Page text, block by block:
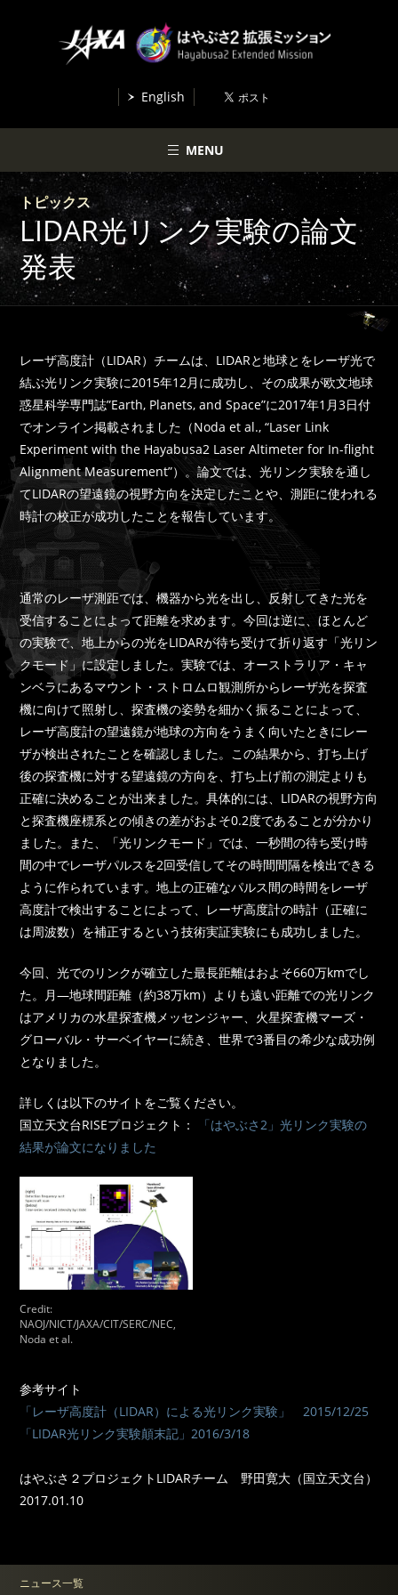
English
MENU
トピックス
LIDAR光リンク実験の論文
発表
レーザ高度計（LIDAR）チームは、LIDARと地球とをレーザ光で
結ぶ光リンク実験に2015年12月に成功し、その成果が欧文地球
惑星科学専門誌”Earth, Planets, and Space”に2017年1月3日付
でオンライン掲載されました（Noda et al., “Laser Link
Experiment with the Hayabusa2 Laser Altimeter for In-flight
Alignment Measurement”）。論文では、光リンク実験を通し
てLIDARの望遠鏡の視野方向を決定したことや、測距に使われる
時計の校正が成功したことを報告しています。
通常のレーザ測距では、機器から光を出し、反射してきた光を
受信することによって距離を求めます。今回は逆に、ほとんど
の実験で、地上からの光をLIDARが待ち受けて折り返す「光リン
クモード」に設定しました。実験では、オーストラリア・キャ
ンベラにあるマウント・ストロムロ観測所からレーザ光を探査
機に向けて照射し、探査機の姿勢を細かく振ることによって、
レーザ高度計の望遠鏡が地球の方向をうまく向いたときにレー
ザが検出されたことを確認しました。この結果から、打ち上げ
後の探査機に対する望遠鏡の方向を、打ち上げ前の測定よりも
正確に決めることが出来ました。具体的には、LIDARの視野方向
と探査機座標系との傾きの差がおよそ0.2度であることが分かり
ました。また、「光リンクモード」では、一秒間の待ち受け時
間の中でレーザパルスを2回受信してその時間間隔を検出できる
ように作られています。地上の正確なパルス間の時間をレーザ
高度計で検出することによって、レーザ高度計の時計（正確に
は周波数）を補正するという技術実証実験にも成功しました。
今回、光でのリンクが確立した最長距離はおよそ660万kmでし
た。月―地球間距離（約38万km）よりも遠い距離での光リンク
はアメリカの水星探査機メッセンジャー、火星探査機マーズ・
グローバル・サーベイヤーに続き、世界で3番目の希少な成功例
となりました。
詳しくは以下のサイトをご覧ください。
国立天文台RISEプロジェクト：
「はやぶさ2」光リンク実験の
結果が論文になりました
Credit:
NAOJ/NICT/JAXA/CIT/SERC/NEC,
Noda et al.
参考サイト
「レーザ高度計（LIDAR）による光リンク実験」 2015/12/25
「LIDAR光リンク実験顛末記」2016/3/18
はやぶさ２プロジェクトLIDARチーム 野田寛大（国立天文台）
2017.01.10
ニュース一覧